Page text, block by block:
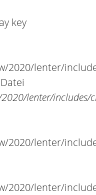
key
2020/lenter/
lenter/includes/
2020/lenter/
2020/lenter/